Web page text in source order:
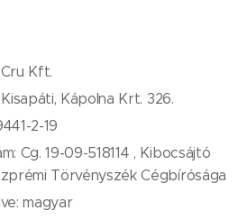
Kft.
Kápolna Krt. 326.
2-19
Cg. 19-09-518114 , Kibocsájtó
Törvényszék Cégbírósága
magyar